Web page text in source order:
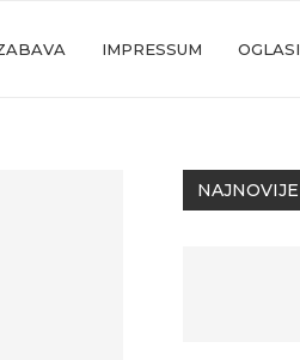
IMPRESSUM OGLASI
NAJNOVIJE